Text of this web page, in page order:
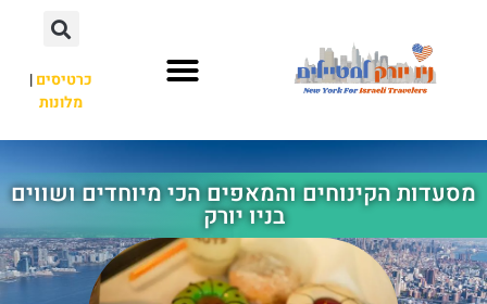
כרטיסים|
מלונות
מסעדות הקינוחים והמאפים הכי מיוחדים ושווים
בניו יורק